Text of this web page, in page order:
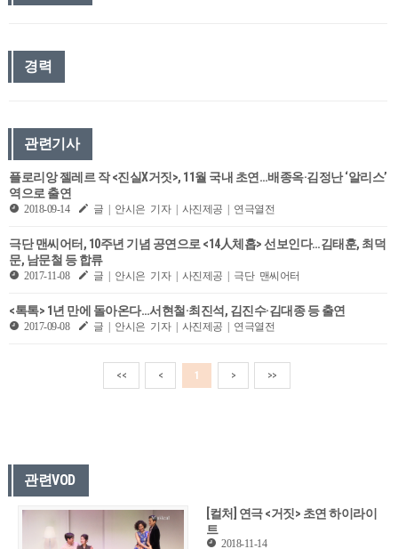
경력
관련기사
플로리앙 젤레르 작 <진실X거짓>, 11월 국내 초연…배종옥·김정난 ‘알리스’
역으로 출연
2018-09-14 글 | 안시은 기자 | 사진제공 | 연극열전
극단 맨씨어터, 10주년 기념 공연으로 <14人체홉> 선보인다…김태훈, 최덕
문, 남문철 등 합류
2017-11-08 글 | 안시은 기자 | 사진제공 | 극단 맨씨어터
<톡톡> 1년 만에 돌아온다…서현철·최진석, 김진수·김대종 등 출연
2017-09-08 글 | 안시은 기자 | 사진제공 | 연극열전
<< < 1 > >>
관련VOD
[컬처] 연극 <거짓> 초연 하이라이
트
2018-11-14